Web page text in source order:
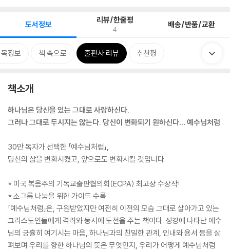
도서정보 리뷰/한줄평
4 배송/반품/교환
정보 책 속으로 출판사 리뷰 추천평
책소개
하나님은 당신을 있는 그대로 사랑하신다.
그러나 그대로 두시지는 않는다. 당신이 변화되기 원하신다… 예수님처럼
30만 독자가 선택한 「예수님처럼」,
당신의 삶을 변화시켰고, 앞으로도 변화시킬 것입니다.
* 미국 복음주의 기독교출판협의회(ECPA) 최고상 수상작!
* 소그룹 나눔을 위한 가이드 수록
「예수님처럼」은, 구원받았지만 여전히 이전의 모습 그대로 살아가고 있는
그리스도인들에게 격려와 동시에 도전을 주는 책이다. 성경에 나타난 예수
님의 긍휼히 여기시는 마음, 하나님과의 친밀한 관계, 인내와 용서 등을 살
펴보며 우리를 향한 하나님의 뜻은 무엇인지, 우리가 어떻게 예수님처럼